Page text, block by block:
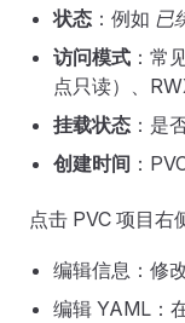
状态 ：例如 已
访问模式 ：常
点只读）、
挂载状态 ：是
创建时间 ：
点击 PVC 项目右
编辑信息：修
编辑 YAML：